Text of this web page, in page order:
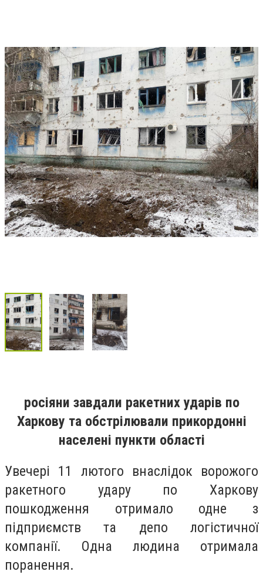
росіяни завдали ракетних ударів по
Харкову та обстрілювали прикордонні
населені пункти області
Увечері 11 лютого внаслідок ворожого
ракетного удару по Харкову
пошкодження отримало одне з
підприємств та депо логістичної
компанії. Одна людина отримала
поранення.